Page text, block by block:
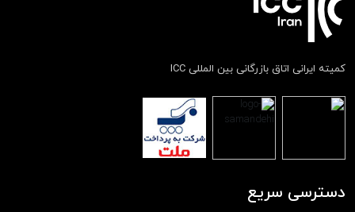
کمیته ایرانی اتاق بازرگانی بین المللی ICC
دسترسی سریع